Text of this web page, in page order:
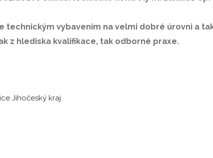
technickým vybavením na velmi dobré úrovni a
z hlediska kvalifikace, tak odborné praxe.
Jihočeský kraj